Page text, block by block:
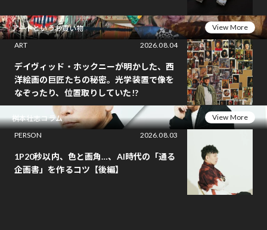
アートというお買い物
View More
ART
2026.08.04
デイヴィッド・ホックニーが明かした、西
洋絵画の巨匠たちの秘密。光学装置で像を
なぞったり、位置取りしていた!?
桝本壮志コラム
View More
PERSON
2026.08.03
1P20秒以内、色と画角…、AI時代の「通る
企画書」を作るコツ【後編】